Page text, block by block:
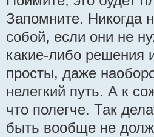
Запомните. Никогда
собой, если они не
какие-либо решения
просты, даже
нелегкий путь. А к
что полегче. Так
быть вообще не